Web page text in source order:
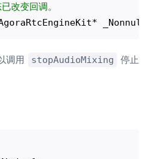
改变回调。
调用 stopAudioMixing
停止